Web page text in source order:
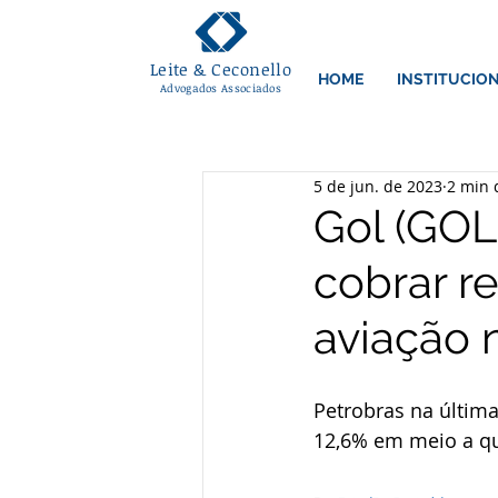
Leite & Ceconello
Advogados Associados HOME
Gol
cobrar
aviação
5 de jun. de 2023 2 min
Petrobras na
12,6% em meio a